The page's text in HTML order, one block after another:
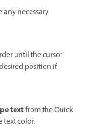
any necessary
until the cursor
position if
textfrom the Quick
text color.